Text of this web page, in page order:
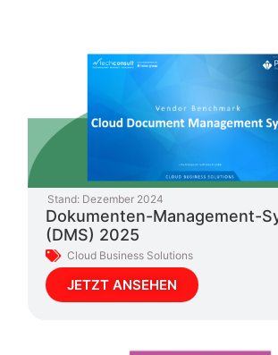
Stand: Dezember 2024
Dokumenten-Management-
(DMS) 2025
Cloud Business Solutions
JETZT ANSEHEN